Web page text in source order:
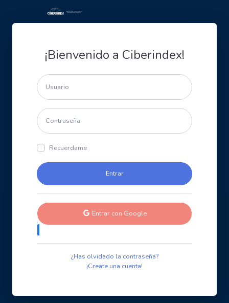
¡Bienvenido a Ciberindex!
Recuerdame
Entrar con Google
¿Has olvidado la contraseña?
¡Create una cuenta!